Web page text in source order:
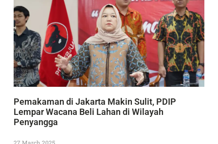
Pemakaman di Jakarta Makin Sulit, PDIP
Lempar Wacana Beli Lahan di Wilayah
Penyangga